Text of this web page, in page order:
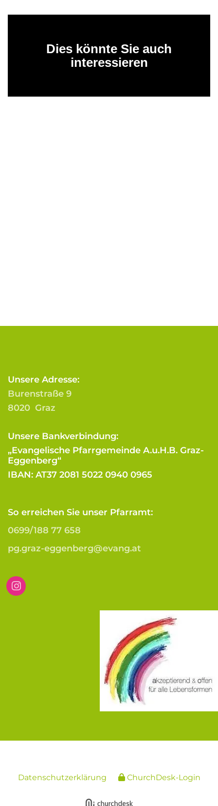
Dies könnte Sie auch
interessieren
Unsere Adresse:
Burenstraße 9
8020 Graz
Unsere Bankverbindung:
„Evangelische Pfarrgemeinde A.u.H.B. Graz-
Eggenberg“
IBAN: AT37 2081 5022 0940 0965
So erreichen Sie unser Pfarramt:
0699/188 77 658
pg.graz-eggenberg@evang.at
Datenschutzerklärung ChurchDesk-Login